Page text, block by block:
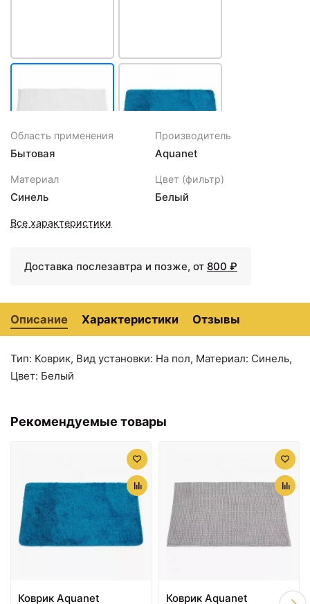
440 ₽
Коврик Aquanet
MA3358G
440 ₽
Коврик Aquanet
MA3199D
440 ₽ 440 ₽
Область применения
Бытовая
Производитель
Aquanet
Материал
Синель
Цвет (фильтр)
Белый
Все характеристики
Доставка послезавтра и позже, от 800 ₽
Описание Характеристики Отзывы
Тип: Коврик, Вид установки: На пол, Материал: Синель,
Цвет: Белый
Рекомендуемые товары
Коврик Aquanet
Коврик Aquanet